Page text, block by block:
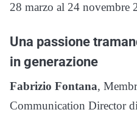
28 marzo al 24 novembre
Una passione
in generazione
Fabrizio Fontana,
Communication Director